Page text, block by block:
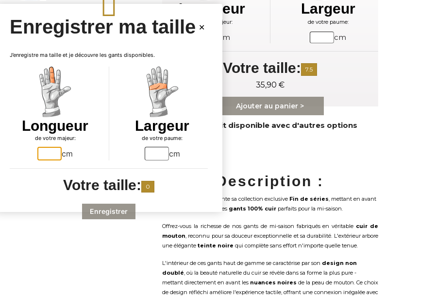
Longueur
de votre majeur:
cm
Largeur
de votre paume:
cm
Votre taille: 7.5
35,90 €
Ajouter au panier >
 Produit disponible avec d'autres options
Description :
présente sa collection exclusive Fin de séries, mettant en avant
l'apogée du luxe avec des gants 100% cuirparfaits pour la mi-saison.
Offrez-vous la richesse de nos gants de mi-saison fabriqués en véritable cuir de
mouton, reconnu pour sa douceur exceptionnelle et sa durabilité. L'extérieur arbore
une élégante teinte noire qui complète sans effort n'importe quelle tenue.
L'intérieur de ces gants haut de gamme se caractérise par son design non
doublé, où la beauté naturelle du cuir se révèle dans sa forme la plus pure -
mettant directement en avant les nuances noires de la peau de mouton. Ce choix
de design réfléchi améliore l'expérience tactile, offrant une connexion inégalée avec
Enregistrer ma taille
J’enregistre ma taille et je découvre les gants disponibles.
Longueur
de votre majeur:
cm
Largeur
de votre paume:
cm
Votre taille: 0
Enregistrer